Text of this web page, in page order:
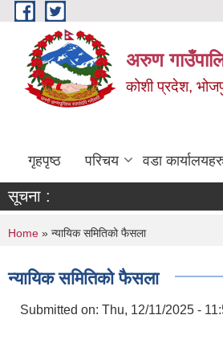
Skip to main content
अरुण
कोशी प्रदेश,
गृहपृष्ठ परिचय वडा
सूचना :
You are here
Home » न्यायिक समितिको फैसला
न्यायिक समितिको फैसला
Submitted on: Thu, 12/11/2025 -